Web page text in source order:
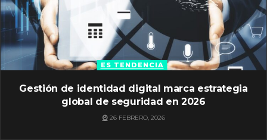
ES TENDENCIA
Gestión de identidad digital marca estrategia
global de seguridad en 2026
26 FEBRERO, 2026